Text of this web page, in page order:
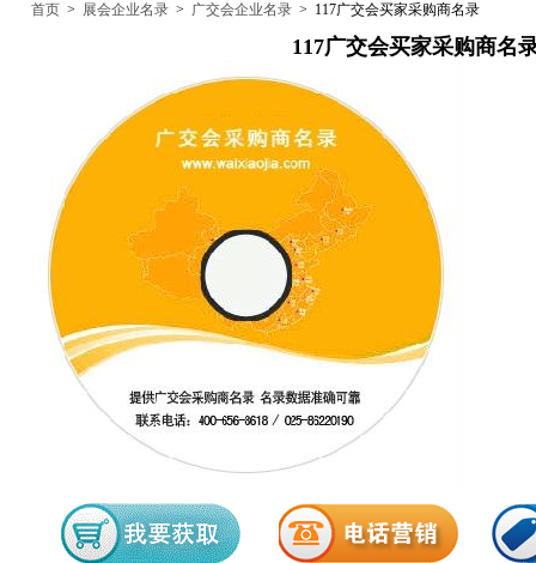
首页 > 展会企业名录 > 广交会企业名录 > 117广交会买家采购商名录
117广交会买家采购商名